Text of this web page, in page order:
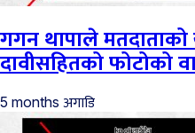
गगन थापाले मतदाताको
दावीसहितको फोटोको
5 months अगाडि